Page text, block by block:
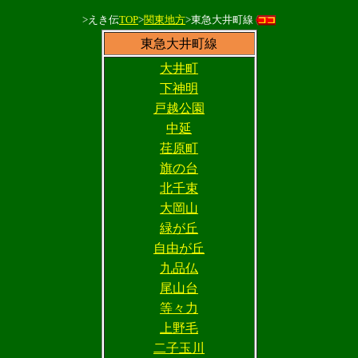
>えき伝TOP>関東地方>東急大井町線
東急大井町線
大井町
下神明
戸越公園
中延
荏原町
旗の台
北千束
大岡山
緑が丘
自由が丘
九品仏
尾山台
等々力
上野毛
二子玉川